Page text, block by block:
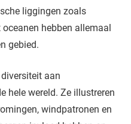
liggingen zoals
hebben allemaal
gebied.
aan
hele wereld. Ze illustreren
windpatronen en